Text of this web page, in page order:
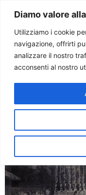
Diamo valore
Utilizziamo i cookie
navigazione, offrirti
analizzare il nostro
acconsenti al nostro
Paolo
Tag:
Oggi
Conclave